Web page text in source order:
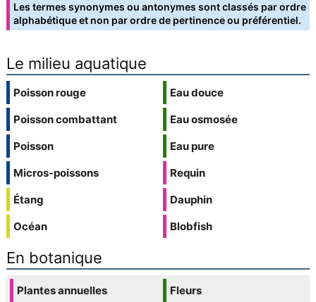
Les termes synonymes ou antonymes sont classés par ordre
alphabétique et non par ordre de pertinence ou préférentiel.
Le milieu aquatique
Poisson rouge
Poisson combattant
Poisson
Micros-poissons
Étang
Océan
Eau douce
Eau osmosée
Eau pure
Requin
Dauphin
Blobfish
En botanique
Plantes annuelles
Fleurs